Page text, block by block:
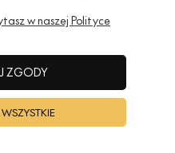
w naszej Polityce
ZGODY